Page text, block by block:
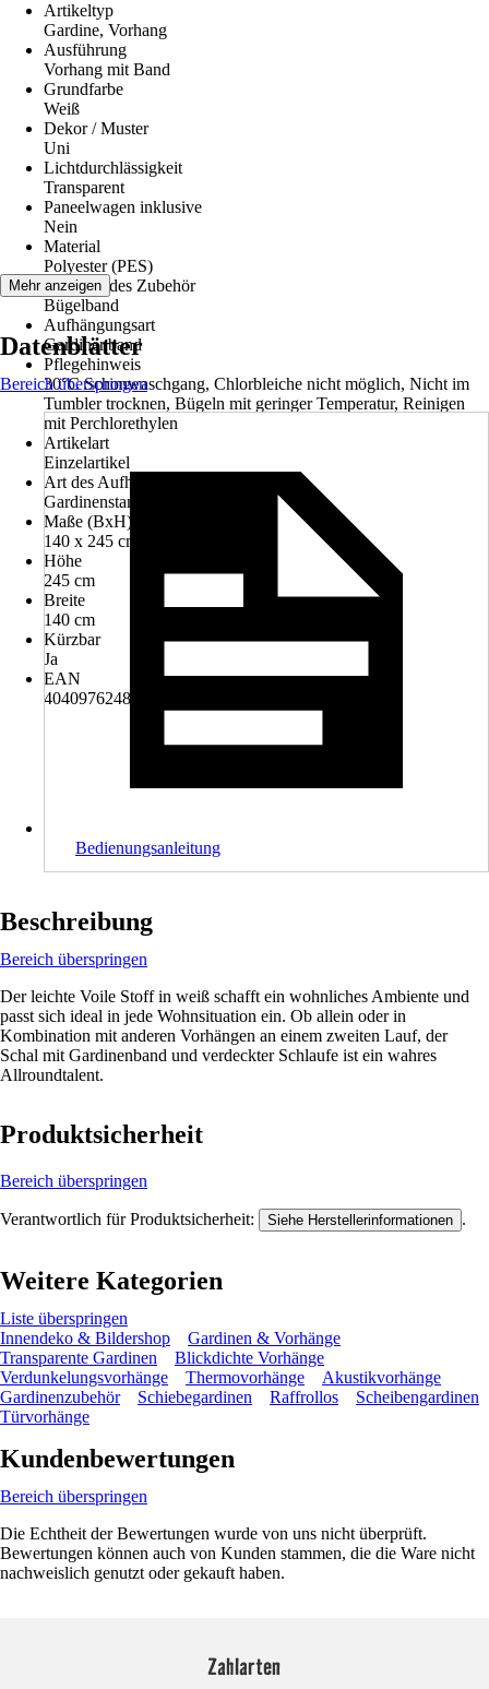
Artikeltyp
Gardine, Vorhang
Ausführung
Vorhang mit Band
Grundfarbe
Weiß
Dekor / Muster
Uni
Lichtdurchlässigkeit
Transparent
Paneelwagen inklusive
Nein
Material
Polyester (PES)
Beiliegendes Zubehör
Bügelband
Aufhängungsart
Gardinenband
Pflegehinweis
30°C Schonwaschgang, Chlorbleiche nicht möglich, Nicht im
Tumbler trocknen, Bügeln mit geringer Temperatur, Reinigen
mit Perchlorethylen
Artikelart
Einzelartikel
Art des Aufhängungssystems
Gardinenstange, Vorhangschiene
Maße (BxH)
140 x 245 cm
Höhe
245 cm
Breite
140 cm
Kürzbar
Ja
EAN
4040976248897
Mehr anzeigen
Datenblätter
Bereich überspringen
Bedienungsanleitung
Beschreibung
Bereich überspringen
Der leichte Voile Stoff in weiß schafft ein wohnliches Ambiente und
passt sich ideal in jede Wohnsituation ein. Ob allein oder in
Kombination mit anderen Vorhängen an einem zweiten Lauf, der
Schal mit Gardinenband und verdeckter Schlaufe ist ein wahres
Allroundtalent.
Produktsicherheit
Bereich überspringen
Verantwortlich für Produktsicherheit: Siehe Herstellerinformationen .
Weitere Kategorien
Liste überspringen
Innendeko & Bildershop
Gardinen & Vorhänge
Transparente Gardinen
Blickdichte Vorhänge
Verdunkelungsvorhänge
Thermovorhänge
Akustikvorhänge
Gardinenzubehör
Schiebegardinen Raffrollos
Scheibengardinen
Türvorhänge
Kundenbewertungen
Bereich überspringen
Die Echtheit der Bewertungen wurde von uns nicht überprüft.
Bewertungen können auch von Kunden stammen, die die Ware nicht
nachweislich genutzt oder gekauft haben.
Zahlarten